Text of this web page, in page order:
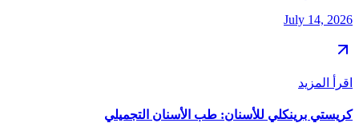
July 14, 2026
اقرأ المزيد
كريستي برينكلي للأسنان: طب الأسنان التجميلي